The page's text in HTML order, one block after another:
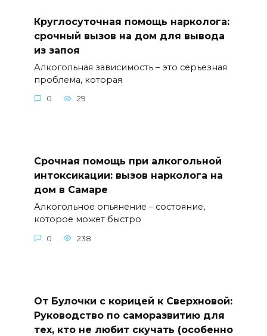
Круглосуточная помощь нарколога:
срочный вызов на дом для вывода
из запоя
Алкогольная зависимость – это серьезная
проблема, которая
0 29
Срочная помощь при алкогольной
интоксикации: вызов нарколога на
дом в Самаре
Алкогольное опьянение – состояние,
которое может быстро
0 238
От Булочки с корицей к Сверхновой:
Руководство по саморазвитию для
тех, кто не любит скучать (особенно